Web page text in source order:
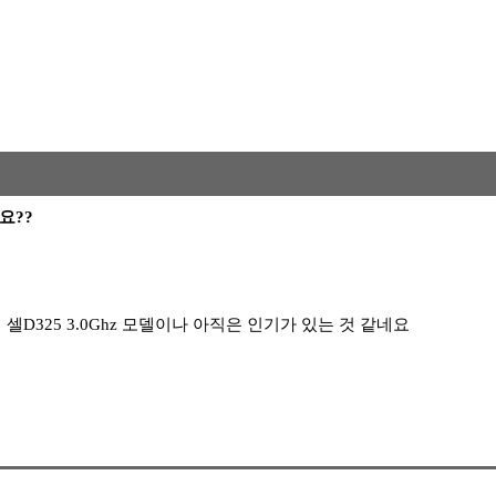
??
D325 3.0Ghz 모델이나 아직은 인기가 있는 것 같네요